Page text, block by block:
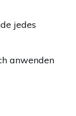
jedes
anwenden